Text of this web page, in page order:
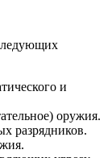
и
оружия.
разрядников.